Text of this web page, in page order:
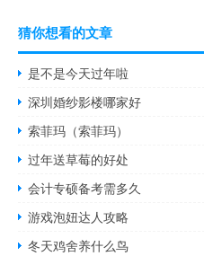
猜你想看的文章
是不是今天过年啦
深圳婚纱影楼哪家好
索菲玛（索菲玛）
过年送草莓的好处
会计专硕备考需多久
游戏泡妞达人攻略
冬天鸡舍养什么鸟